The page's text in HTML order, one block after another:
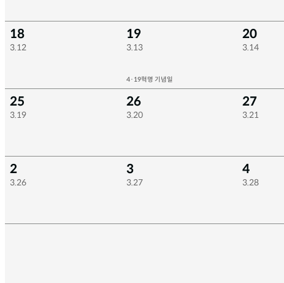
18
3.12
19
3.13
4·19혁명 기념일
20
3.14
25
3.19
26
3.20
27
3.21
2
3.26
3
3.27
4
3.28